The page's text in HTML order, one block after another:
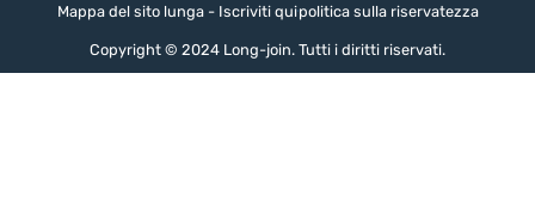
Mappa del sito lunga - Iscriviti quipolitica sulla riservatezza
Copyright © 2024 Long-join. Tutti i diritti riservati.